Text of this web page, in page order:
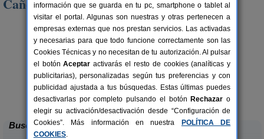
4-6+3 pers.
desde32 €
La Casa Vieja de Teresa
Puerto de Béjar (Salamanca)
Buscar
información que se guarda en tu pc, smartphone o tablet al
visitar el portal. Algunas son nuestras y otras pertenecen a
empresas externas que nos prestan servicios. Las activadas
y necesarias para que todo funcione correctamente son las
Cookies Técnicas y no necesitan de tu autorización. Al pulsar
el botónAceptar activarás el resto de cookies (analíticas y
publicitarias), personalizadas según tus preferencias y con
publicidad ajustada a tus búsquedas. Estas últimas puedes
desactivarlas por completo pulsando el botón Rechazar o
elegir su activación/desactivación desde “Configuración de
Cookies”. Más información en nuestra
POLÍTICA DE
COOKIES.